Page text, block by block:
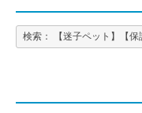
検索： 【迷子ペット】【保